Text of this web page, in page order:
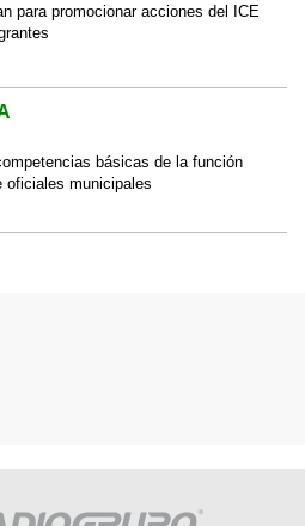
para promocionar acciones del ICE
básicas de la función
oficiales municipales